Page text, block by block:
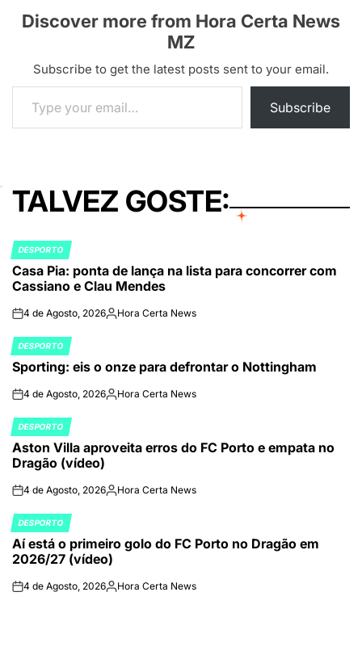
Discover more from Hora Certa News
MZ
Subscribe to get the latest posts sent to your email.
Type your email…
Subscribe
TALVEZ GOSTE:
POSTED
IN
DESPORTO
Casa Pia: ponta de lança na lista para concorrer com
Cassiano e Clau Mendes
on4 de Agosto, 2026Publicado
Hora Certa News
POSTED
IN
DESPORTO
Sporting: eis o onze para defrontar o Nottingham
on4 de Agosto, 2026Publicado
Hora Certa News
POSTED
IN
DESPORTO
Aston Villa aproveita erros do FC Porto e empata no
Dragão (vídeo)
on4 de Agosto, 2026Publicado
Hora Certa News
POSTED
IN
DESPORTO
Aí está o primeiro golo do FC Porto no Dragão em
2026/27 (vídeo)
on4 de Agosto, 2026Publicado
Hora Certa News